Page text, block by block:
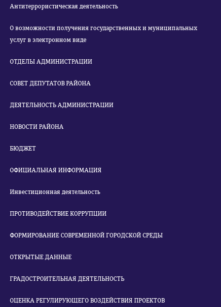
Антитеррористическая деятельность
О возможности получения государственных и муниципальных
услуг в электронном виде
ОТДЕЛЫ АДМИНИСТРАЦИИ
СОВЕТ ДЕПУТАТОВ РАЙОНА
ДЕЯТЕЛЬНОСТЬ АДМИНИСТРАЦИИ
НОВОСТИ РАЙОНА
БЮДЖЕТ
ОФИЦИАЛЬНАЯ ИНФОРМАЦИЯ
Инвестиционная деятельность
ПРОТИВОДЕЙСТВИЕ КОРРУПЦИИ
ФОРМИРОВАНИЕ СОВРЕМЕННОЙ ГОРОДСКОЙ СРЕДЫ
ОТКРЫТЫЕ ДАННЫЕ
ГРАДОСТРОИТЕЛЬНАЯ ДЕЯТЕЛЬНОСТЬ
ОЦЕНКА РЕГУЛИРУЮЩЕГО ВОЗДЕЙСТВИЯ ПРОЕКТОВ